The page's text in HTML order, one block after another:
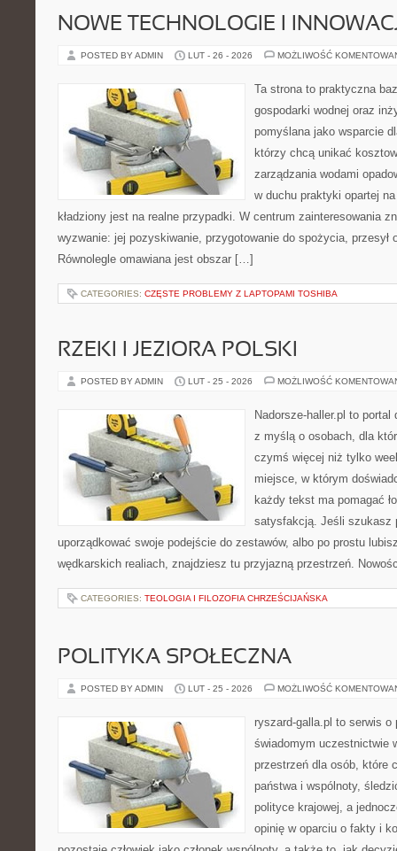
NOWE TECHNOLOGIE I
POSTED BY ADMIN LUT - 26 - 2026 MOŻLIWOŚĆ
Ta strona to praktyczna
gospodarki wodnej oraz
pomyślana jako wsparcie
którzy chcą unikać
zarządzania wodami
w duchu praktyki opartej
kładziony jest na realne przypadki. W centrum zainteresowania
wyzwanie: jej pozyskiwanie, przygotowanie do spożycia, przesył
Równolegle omawiana jest obszar […]
CATEGORIES: CZĘSTE PROBLEMY Z LAPTOPAMI TOSHIBA
RZEKI I JEZIORA POLSKI
POSTED BY ADMIN LUT - 25 - 2026 MOŻLIWOŚĆ
Nadorsze-haller.pl to portal
z myślą o osobach, dla
czymś więcej niż tylko
miejsce, w którym
każdy tekst ma pomagać
satysfakcją. Jeśli szukasz
uporządkować swoje podejście do zestawów, albo po prostu
wędkarskich realiach, znajdziesz tu przyjazną przestrzeń.
CATEGORIES: TEOLOGIA I FILOZOFIA CHRZEŚCIJAŃSKA
POLITYKA SPOŁECZNA
POSTED BY ADMIN LUT - 25 - 2026 MOŻLIWOŚĆ
ryszard-galla.pl to serwis
świadomym uczestnictwie
przestrzeń dla osób, które
państwa i wspólnoty,
polityce krajowej, a
opinię w oparciu o fakty i